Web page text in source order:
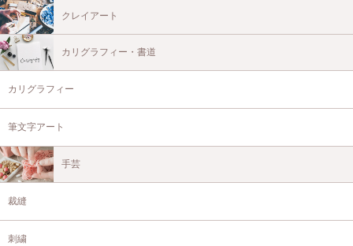
クレイアート
カリグラフィー・書道
カリグラフィー
筆文字アート
手芸
裁縫
刺繍